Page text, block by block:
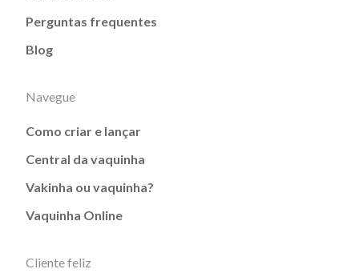
Perguntas frequentes
Blog
Navegue
Como criar e lançar
Central da vaquinha
Vakinha ou vaquinha?
Vaquinha Online
Cliente feliz